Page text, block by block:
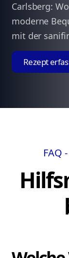
Carlsberg:
moderne
mit der
Rezept
FAQ